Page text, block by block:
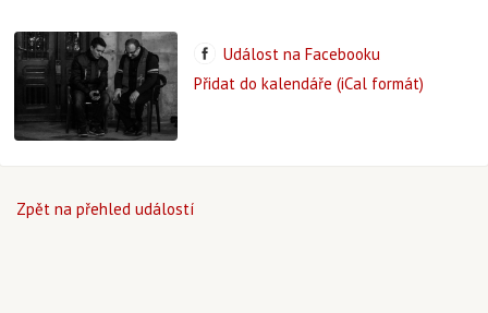
Událost na Facebooku
Přidat do kalendáře (iCal formát)
Zpět na přehled událostí